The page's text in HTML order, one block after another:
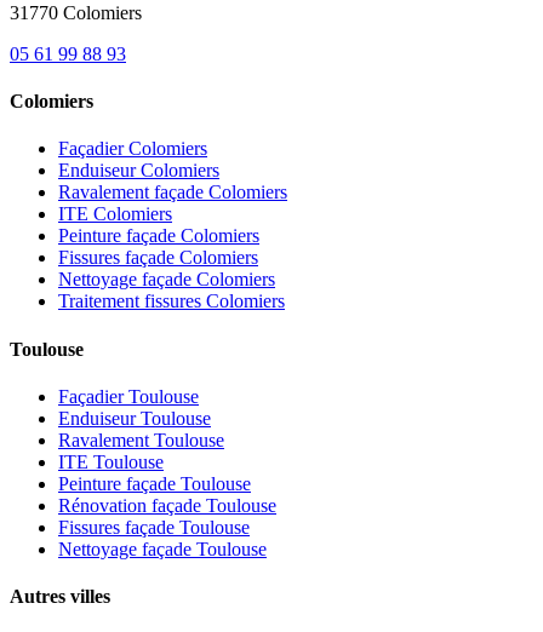
31770 Colomiers
05 61 99 88 93
Colomiers
Façadier Colomiers
Enduiseur Colomiers
Ravalement façade Colomiers
ITE Colomiers
Peinture façade Colomiers
Fissures façade Colomiers
Nettoyage façade Colomiers
Traitement fissures Colomiers
Toulouse
Façadier Toulouse
Enduiseur Toulouse
Ravalement Toulouse
ITE Toulouse
Peinture façade Toulouse
Rénovation façade Toulouse
Fissures façade Toulouse
Nettoyage façade Toulouse
Autres villes